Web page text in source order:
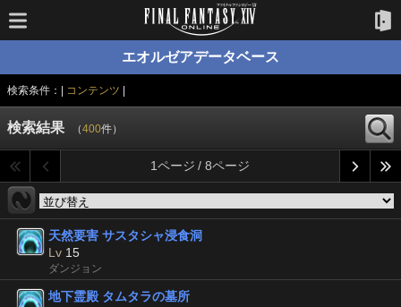
エオルゼアデータベース
検索条件：| コンテンツ
検索結果 （400件）
1ページ / 8ページ
天然要害 サスタシャ浸食洞
Lv 15
ダンジョン
地下霊殿 タムタラの墓所